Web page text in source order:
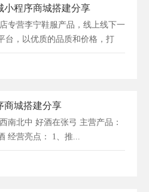
小程序商城搭建分享
专营李宁鞋服产品，线上线下一
台，以优质的品质和价格，打
商城搭建分享
南北中 好酒在张弓 主营产品：
经营亮点： 1、推...